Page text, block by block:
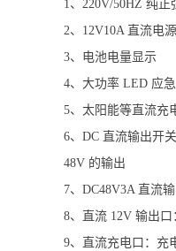
1、220V/50HZ 纯
2、12V10A 直流电
3、电池电量显示
4、大功率 LED 应
5、太阳能等直流充
6、DC 直流输出开
48V 的输出
7、DC48V3A 直流
8、直流 12V 输出
9、直流充电口：充